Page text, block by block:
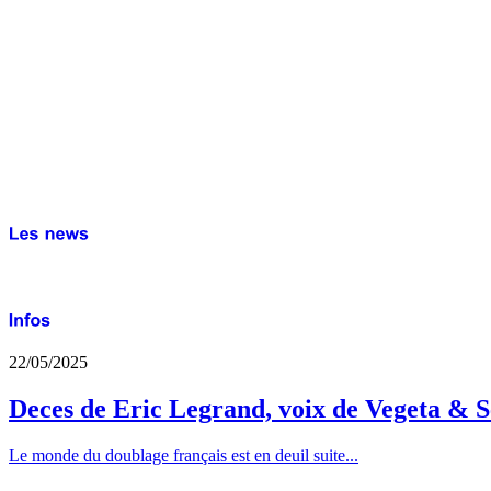
22/05/2025
Deces de Eric Legrand, voix de Vegeta &
Le monde du doublage français est en deuil suite...